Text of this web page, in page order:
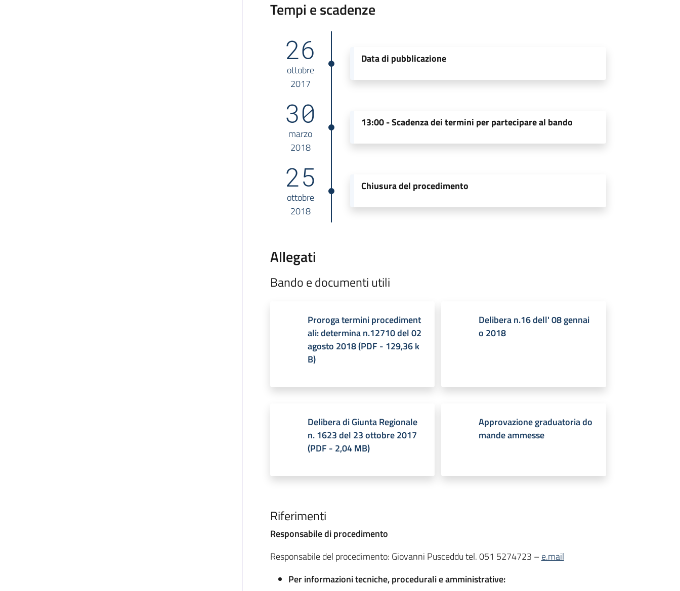
Tempi e scadenze
26
ottobre
2017
Data di pubblicazione
30
marzo
2018
13:00 -Scadenza dei termini per partecipare al bando
25
ottobre
2018
Chiusura del procedimento
Allegati
Bando e documenti utili
Proroga termini procediment
ali: determina n.12710 del 02
agosto 2018(PDF - 129,36 k
B)
Delibera n.16 dell' 08 gennai
o 2018
Delibera di Giunta Regionale
n. 1623 del 23 ottobre 2017
(PDF - 2,04 MB)
Approvazione graduatoria do
mande ammesse
Riferimenti
Responsabile di procedimento
Responsabile del procedimento: Giovanni Pusceddu tel. 051 5274723 –e.mail
Per informazioni tecniche, procedurali e amministrative: